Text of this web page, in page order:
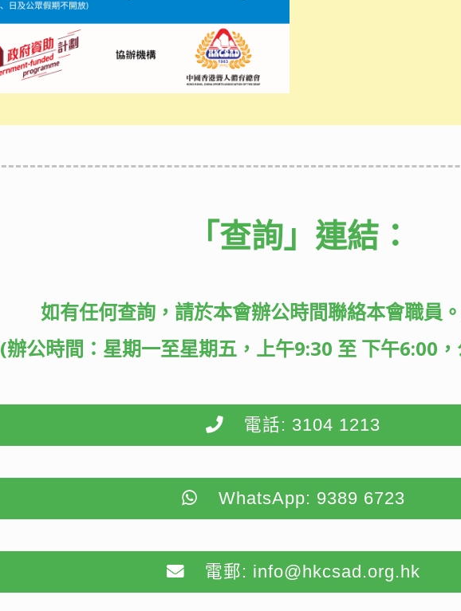
「查詢」 連結：
如有任何查詢，請於本會辦公時間聯絡本會職員
(辦公時間：星期一至星期五，上午9:30 至 下午6:00
電話: 3104 1213
WhatsApp: 9389 6723
電郵: info@hkcsad.org.hk